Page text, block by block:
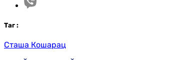
Таг :
Сташа Кошарац